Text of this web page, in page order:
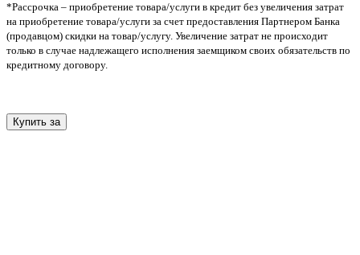
*Рассрочка – приобретение товара/услуги в кредит без увеличения затрат
на приобретение товара/услуги за счет предоставления Партнером Банка
(продавцом) скидки на товар/услугу. Увеличение затрат не происходит
только в случае надлежащего исполнения заемщиком своих обязательств по
кредитному договору.
Купить за